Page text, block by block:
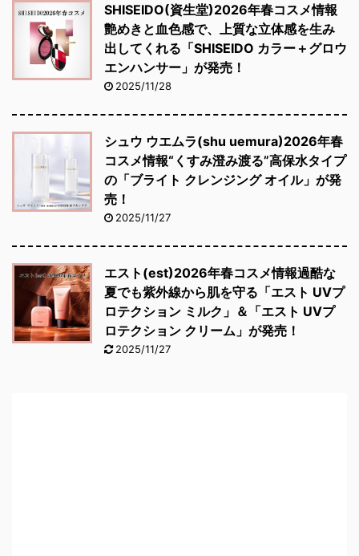
SHISEIDO(資生堂)2026年春コスメ情報
艶めきと血色感で、上質な立体感を生み
出してくれる「SHISEIDO カラー＋グロウ
エンハンサー」が発売！
2025/11/28
シュウ ウエムラ(shu uemura)2026年春
コスメ情報“くすみ澄み渡る”高保水タイプ
の「ブライト クレンジング オイル」が発
売！
2025/11/27
エスト(est)2026年春コスメ情報過酷な
夏でも紫外線から肌を守る「エスト UVプ
ロテクション ミルク」＆「エスト UVプ
ロテクション クリーム」が発売！
2025/11/27